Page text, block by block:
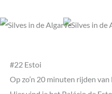
#22 Estoi
Op zo’n 20 minuten rijden